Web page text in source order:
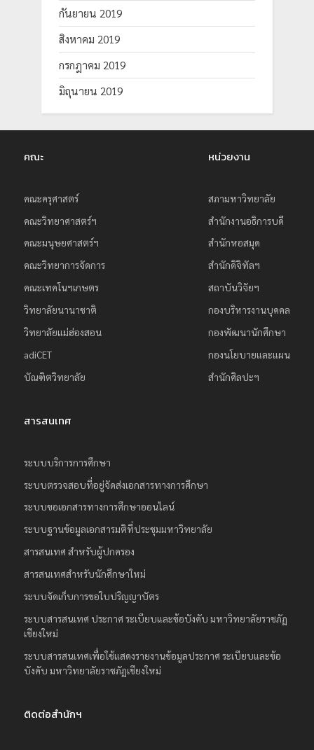
กันยายน 2019
สิงหาคม 2019
กรกฎาคม 2019
มิถุนายน 2019
คณะ
คณะครุศาสตร์
คณะวิทยาศาสตร์ฯ
คณะมนุษยศาสตร์ฯ
คณะวิทยาการจัดการ
คณะเทคโนฯเกษตร
วิทยาลัยนานาชาติ
วิทยาลัยแม่ฮ่องสอน
adiCET
บัณฑิตวิทยาลัย
หน่วยงาน
สภามหาวิทยาลัย
สำนักงานอธิการบดี
สำนักหอสมุด
สำนักดิจิทัลฯ
สถาบันวิจัยฯ
กองบริหารงานบุคคล
กองพัฒนานักศึกษา
กองนโยบายและแผน
สำนักศิลปะฯ
สารสนเทศ
ระบบบริการการศึกษา
ระบบตรวจสอบที่อยู่จัดส่งเอกสารทางการศึกษา
ระบบขอเอกสารทางการศึกษาออนไลน์
ระบบฐานข้อมูลเอกสารมติที่ประชุมมหาวิทยาลัย
สารสนเทศ สำหรับผู้ปกครอง
สารสนเทศสำหรับนักศึกษาใหม่
ระบบจัดเก็บการขอใบปริญญาบัตร
ระบบสารสนเทศ ประกาศ ระเบียบและข้อบังคับ มหาวิทยาลัยราชภัฏ
เชียงใหม่
ระบบสารสนเทศเพื่อใช้แสดงรายงานข้อมูลประกาศ ระเบียบและข้อ
บังคับ มหาวิทยาลัยราชภัฏเชียงใหม่
ติดต่อสำนักฯ